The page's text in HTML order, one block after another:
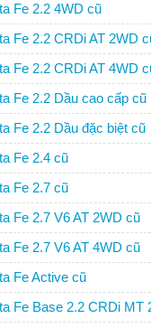
Fe 2.2 4WD cũ
Fe 2.2 CRDi AT 2WD
Fe 2.2 CRDi AT 4WD
Fe 2.2 Dầu cao cấp cũ
Fe 2.2 Dầu đặc biệt cũ
Fe 2.4 cũ
Fe 2.7 cũ
Fe 2.7 V6 AT 2WD cũ
Fe 2.7 V6 AT 4WD cũ
Fe Active cũ
Fe Base 2.2 CRDi MT